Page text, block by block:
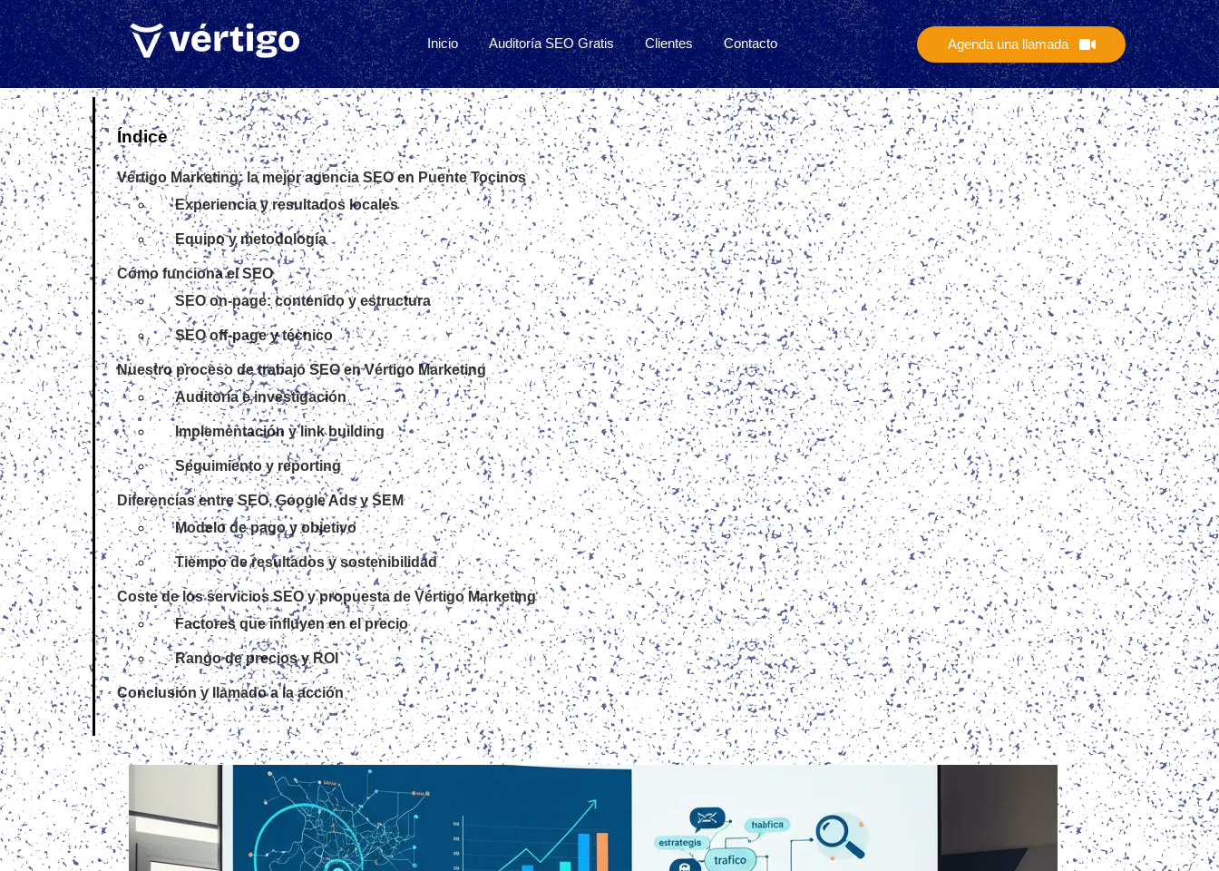
Inicio Auditoría SEO Gratis Clientes Contacto Agenda una llamada
Índice
Vértigo Marketing: la mejor agencia SEO en Puente Tocinos
Experiencia y resultados locales
Equipo y metodología
Cómo funciona el SEO
SEO on‑page: contenido y estructura
SEO off‑page y técnico
Nuestro proceso de trabajo SEO en Vértigo Marketing
Auditoría e investigación
Implementación y link building
Seguimiento y reporting
Diferencias entre SEO, Google Ads y SEM
Modelo de pago y objetivo
Tiempo de resultados y sostenibilidad
Coste de los servicios SEO y propuesta de Vértigo Marketing
Factores que influyen en el precio
Rango de precios y ROI
Conclusión y llamado a la acción